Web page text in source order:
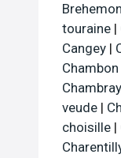
touraine |
Cangey |
Chambon
veude |
choisille |